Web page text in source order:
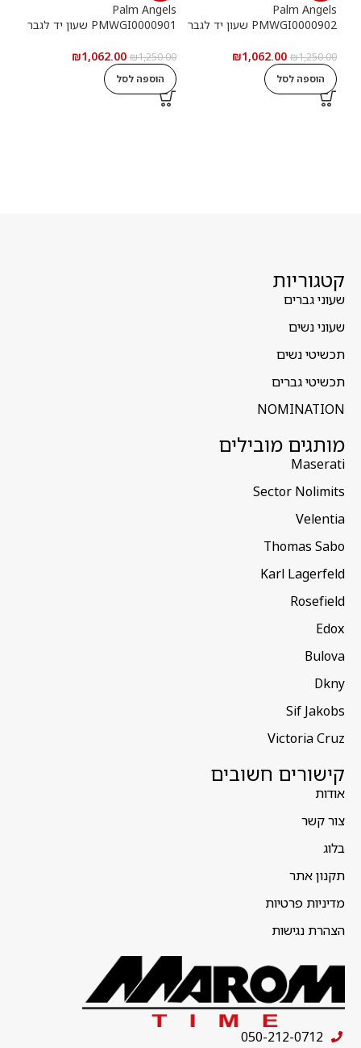
Palm Angels
PMWGI0000902 שעון יד לגבר
₪1,250.00
₪1,062.00
הוספה לסל
Palm Angels
PMWGI0000901 שעון יד לגבר
₪1,250.00
₪1,062.00
הוספה לסל
קטגוריות
שעוני גברים
שעוני נשים
תכשיטי נשים
תכשיטי גברים
NOMINATION
מותגים מובילים
Maserati
Sector Nolimits
Velentia
Thomas Sabo
Karl Lagerfeld
Rosefield
Edox
Bulova
Dkny
Sif Jakobs
Victoria Cruz
קישורים חשובים
אודות
צור קשר
בלוג
תקנון אתר
מדיניות פרטיות
הצהרת נגישות
050-212-0712